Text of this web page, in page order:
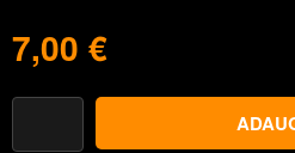
7,00 €